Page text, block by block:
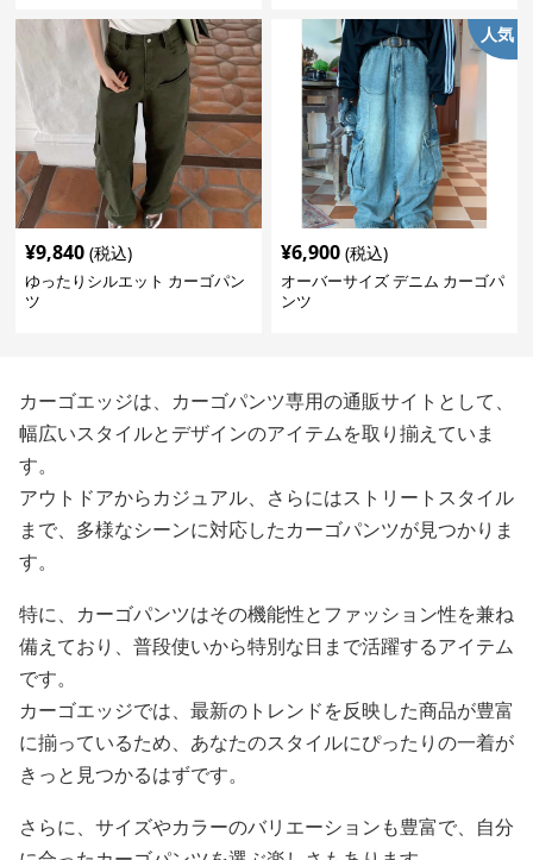
¥9,840 (税込)
ゆったりシルエット カーゴパン
ツ
人気
¥6,900 (税込)
オーバーサイズ デニム カーゴパ
ンツ
カーゴエッジは、カーゴパンツ専用の通販サイトとして、
幅広いスタイルとデザインのアイテムを取り揃えていま
す。
アウトドアからカジュアル、さらにはストリートスタイル
まで、多様なシーンに対応したカーゴパンツが見つかりま
す。
特に、カーゴパンツはその機能性とファッション性を兼ね
備えており、普段使いから特別な日まで活躍するアイテム
です。
カーゴエッジでは、最新のトレンドを反映した商品が豊富
に揃っているため、あなたのスタイルにぴったりの一着が
きっと見つかるはずです。
さらに、サイズやカラーのバリエーションも豊富で、自分